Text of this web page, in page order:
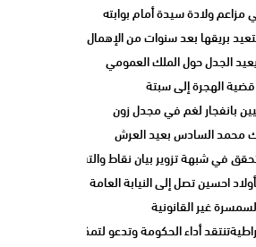
ولادة سيدة أمام بوابته
بريقها بعد سنوات من الإهمال
الجدل حول الملك العمومي
بانفجار لغم في مجدل زون
محمد السادس بعيد العرش
في شبهة تزوير بيان نقاط والتشهير بطالب
احسين تصل إلى النيابة العامة
غير القانونية
أداء الحكومة وتدعو لتمكين الشباب